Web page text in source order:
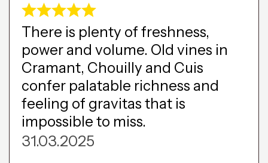
There is plenty of freshness,
power and volume. Old vines in
Cramant, Chouilly and Cuis
confer palatable richness and
feeling of gravitas that is
impossible to miss.
31.03.2025